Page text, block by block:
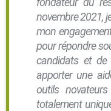
novembre 2021,
mon
pour répondre
candidats et de
apporter une
outils
totalement